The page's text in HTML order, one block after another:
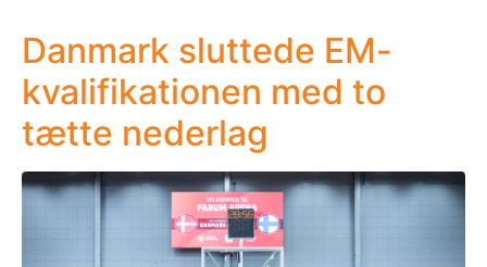
Danmark sluttede EM-
kvalifikationen med to
tætte nederlag